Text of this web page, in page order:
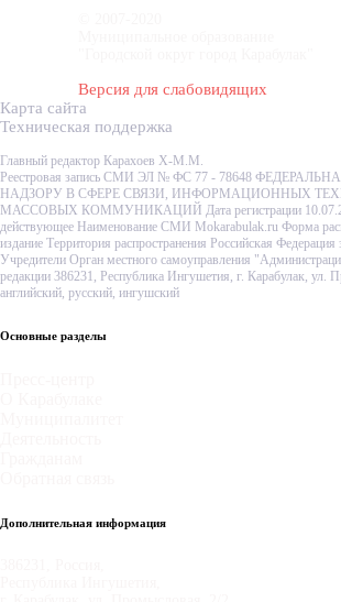
Версия для слабовидящих
Карта сайта
Техническая поддержка
Главный редактор Карахоев Х-М.М.
Реестровая запись СМИ ЭЛ № ФС 77 - 78648
НАДЗОРУ В СФЕРЕ СВЯЗИ, ИНФОРМАЦИОННЫХ
МАССОВЫХ КОММУНИКАЦИЙ Дата регистрации
действующее Наименование СМИ Mokarabulak.ru Форма
издание Территория распространения Российская
Учредители Орган местного самоуправления
редакции 386231, Республика Ингушетия, г. Карабулак, ул.
английский, русский, ингушский
Основные разделы
Дополнительная информация